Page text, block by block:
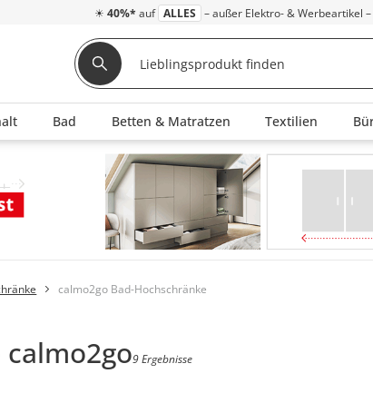
☀ 40%* auf ALLES – außer Elektro- & Werbeartikel
Bad Betten & Matratzen Textilien
calmo2go Bad-Hochschränke
9 Ergebnisse